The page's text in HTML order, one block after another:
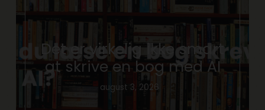
Det er virkelig ikke smart
at skrive en bog med AI
august 3, 2026